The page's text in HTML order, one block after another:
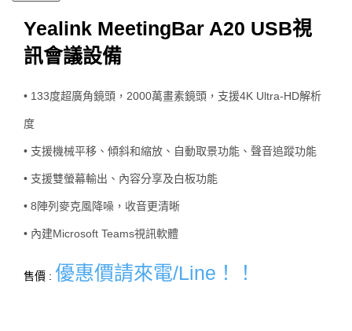
Yealink MeetingBar A20 USB視
訊會議設備
• 133度超廣角鏡頭，2000萬畫素鏡頭，支援4K Ultra-HD解析
度
• 支援機械平移、傾斜和縮放、自動取景功能、聲音追蹤功能
• 支援雙螢幕輸出、內容分享及白板功能
• 8陣列麥克風降噪，收音更清晰
• 內建Microsoft Teams視訊軟體
售價 : 優惠價請來電/Line！！